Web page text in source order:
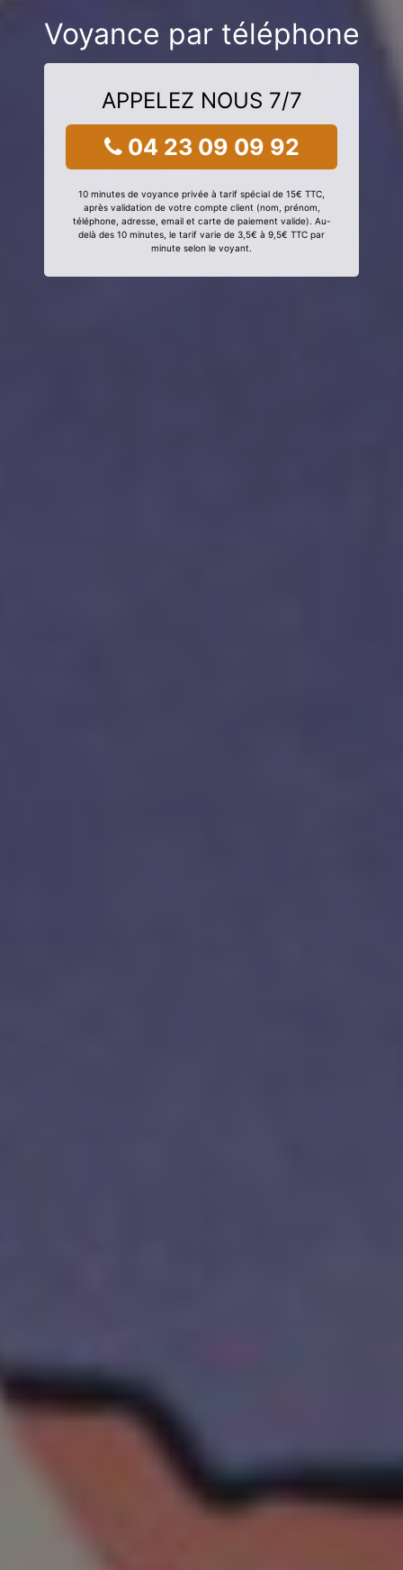
Voyance par téléphone
APPELEZ NOUS 7/7
04 23 09 09 92
10 minutes de voyance privée à tarif spécial de 15€ TTC,
après validation de votre compte client (nom, prénom,
téléphone, adresse, email et carte de paiement valide). Au-
delà des 10 minutes, le tarif varie de 3,5€ à 9,5€ TTC par
minute selon le voyant.